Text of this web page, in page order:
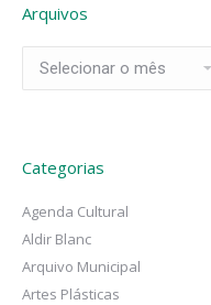
Arquivos
Categorias
Agenda Cultural
Aldir Blanc
Arquivo Municipal
Artes Plásticas